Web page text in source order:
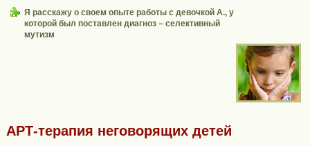
Я расскажу о своем опыте работы с девочкой А., у
которой был поставлен диагноз – селективный
мутизм
АРТ-терапия неговорящих детей